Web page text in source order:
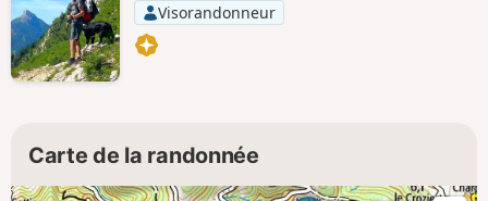
Visorandonneur
Carte de la randonnée